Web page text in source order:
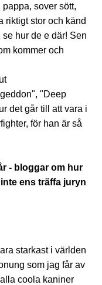
sover sött,
riktigt stor och känd
hur de e där! Sen
kommer och
"Deep
det går till att vara i
för han är så
- bloggar om hur
ens träffa juryn
starkast i världen
som jag får av
coola kaniner